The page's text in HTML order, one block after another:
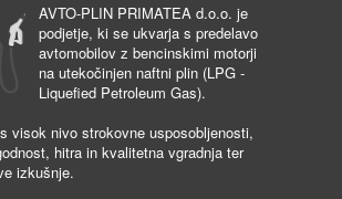
AVTO-PLIN PRIMATEA d.o.o. je
podjetje, ki se ukvarja s predelavo
avtomobilov z bencinskimi motorji
na utekočinjen naftni plin (LPG -
Liquefied Petroleum Gas).
visok nivo strokovne usposobljenosti,
hitra in kvalitetna vgradnja ter
izkušnje.